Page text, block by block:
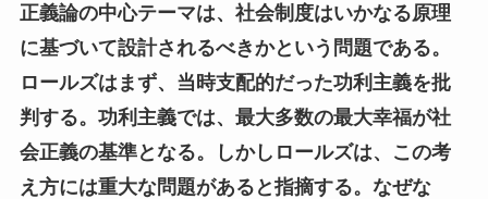
正義論の中心テーマは、社会制度はいかなる原理
に基づいて設計されるべきかという問題である。
ロールズはまず、当時支配的だった功利主義を批
判する。功利主義では、最大多数の最大幸福が社
会正義の基準となる。しかしロールズは、この考
え方には重大な問題があると指摘する。なぜな